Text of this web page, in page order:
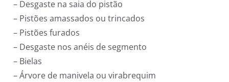
– Desgaste na saia do pistão
– Pistões amassados ou trincados
– Pistões furados
– Desgaste nos anéis de segmento
– Bielas
– Árvore de manivela ou virabrequim